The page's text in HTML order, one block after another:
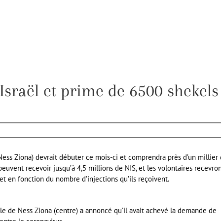
et prime de 6500 shekels
Ziona) devrait débuter ce mois-ci et comprendra près d’un millier
recevoir jusqu’à 4,5 millions de NIS, et les volontaires
en fonction du nombre d’injections qu’ils reçoivent.
Ness Ziona (centre) a annoncé qu’il avait achevé la demande de